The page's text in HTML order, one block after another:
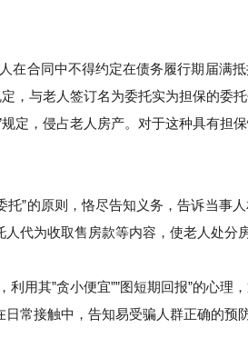
在合同中不得约定在债务履行期届满
，与老人签订名为委托实为担保的委
定，侵占老人房产。对于这种具有担
”的原则，恪尽告知义务，告诉当事
代为收取售房款等内容，使老人处分
用其”贪小便宜””图短期回报”的心理
常接触中，告知易受骗人群正确的预